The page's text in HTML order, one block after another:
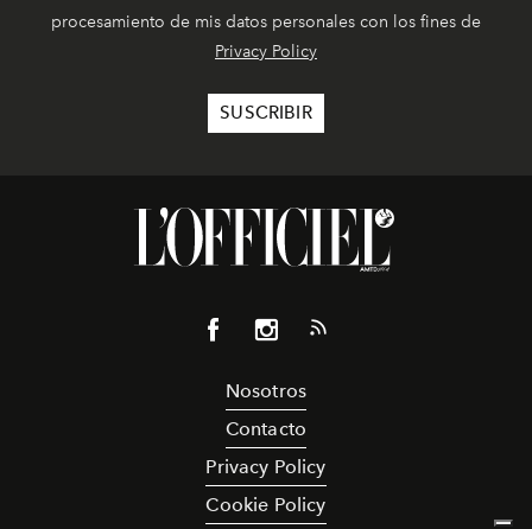
procesamiento de mis datos personales con los fines de
Privacy Policy
Nosotros
Contacto
Privacy Policy
Cookie Policy